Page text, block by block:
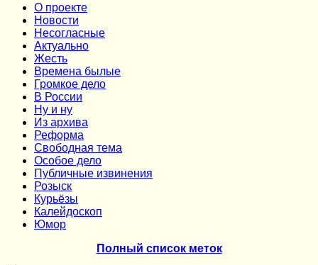
О проекте
Новости
Несогласные
Актуально
Жесть
Времена былые
Громкое дело
В России
Ну и ну
Из архива
Реформа
Cвободная тема
Особое дело
Публичные извинения
Розыск
Курьёзы
Калейдоскоп
Юмор
Полный список меток